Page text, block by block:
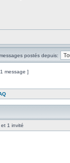
postés depuis:
message ]
1 invité